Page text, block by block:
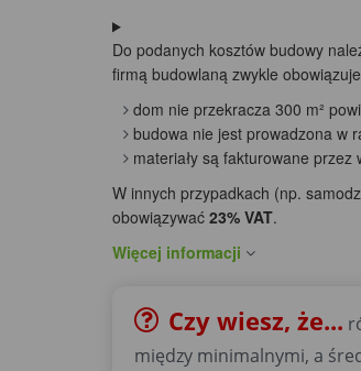
Do podanych kosztów budowy
firmą budowlaną zwykle obowiązuje
dom nie przekracza 300 m²
budowa nie jest prowadzona w
materiały są fakturowane przez
W innych przypadkach (np.
obowiązywać 23% VAT.
Więcej informacji
Czy wiesz, że...
między minimalnymi, a